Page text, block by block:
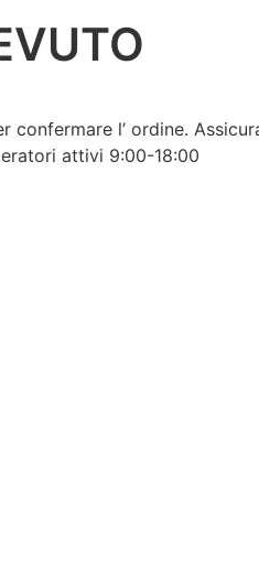
l’ ordine.
attivi 9:00-18:00